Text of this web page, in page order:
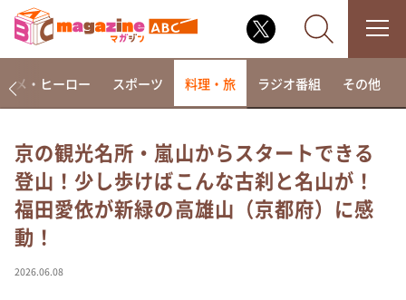
なるみ・岡村の過ぎるTV
相席食堂
～人生密着トークバラエティ！～ やすとものいたっ
て真剣です
メ・ヒーロー スポーツ 料理・旅 ラジオ番組 その他
京の観光名所・嵐山からスタートできる
登山！少し歩けばこんな古刹と名山が！
福田愛依が新緑の高雄山（京都府）に感
動！
2026.06.08